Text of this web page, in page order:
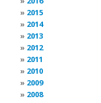
2015
2014
2013
2012
2011
2010
2009
2008